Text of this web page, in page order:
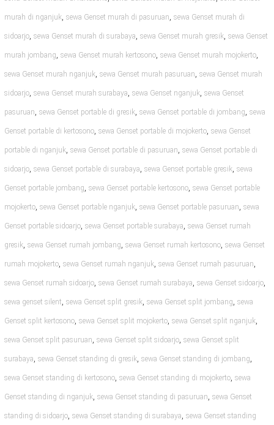
murah di nganjuk, sewa Genset murah di pasuruan, sewa Genset murah di
sidoarjo, sewa Genset murah di surabaya, sewa Genset murah gresik, sewa Genset
murah jombang, sewa Genset murah kertosono, sewa Genset murah mojokerto,
sewa Genset murah nganjuk, sewa Genset murah pasuruan, sewa Genset murah
sidoarjo, sewa Genset murah surabaya, sewa Genset nganjuk, sewa Genset
pasuruan, sewa Genset portable di gresik, sewa Genset portable di jombang, sewa
Genset portable di kertosono, sewa Genset portable di mojokerto, sewa Genset
portable di nganjuk, sewa Genset portable di pasuruan, sewa Genset portable di
sidoarjo, sewa Genset portable di surabaya, sewa Genset portable gresik, sewa
Genset portable jombang, sewa Genset portable kertosono, sewa Genset portable
mojokerto, sewa Genset portable nganjuk, sewa Genset portable pasuruan, sewa
Genset portable sidoarjo, sewa Genset portable surabaya, sewa Genset rumah
gresik, sewa Genset rumah jombang, sewa Genset rumah kertosono, sewa Genset
rumah mojokerto, sewa Genset rumah nganjuk, sewa Genset rumah pasuruan,
sewa Genset rumah sidoarjo, sewa Genset rumah surabaya, sewa Genset sidoarjo,
sewa genset silent, sewa Genset split gresik, sewa Genset split jombang, sewa
Genset split kertosono, sewa Genset split mojokerto, sewa Genset split nganjuk,
sewa Genset split pasuruan, sewa Genset split sidoarjo, sewa Genset split
surabaya, sewa Genset standing di gresik, sewa Genset standing di jombang,
sewa Genset standing di kertosono, sewa Genset standing di mojokerto, sewa
Genset standing di nganjuk, sewa Genset standing di pasuruan, sewa Genset
standing di sidoarjo, sewa Genset standing di surabaya, sewa Genset standing